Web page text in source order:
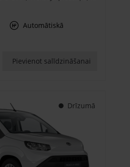
Automātiskā
Pievienot salīdzināšanai
Drīzumā